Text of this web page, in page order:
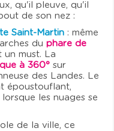
qu'il pleuve, qu'il
de son nez :
Saint-Martin : même
du phare de
must. La
à 360° sur
des Landes. Le
époustouflant,
les nuages se
de la ville, ce